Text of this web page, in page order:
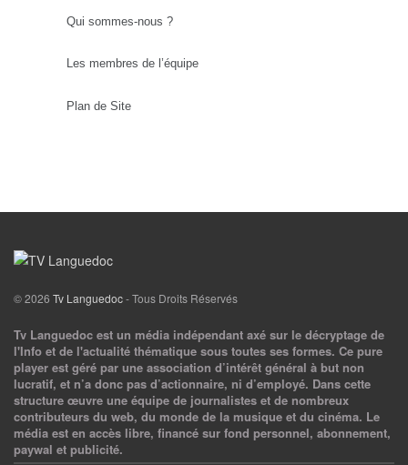
Qui sommes-nous ?
Les membres de l’équipe
Plan de Site
© 2026 Tv Languedoc- Tous Droits Réservés
Tv Languedoc est un média indépendant axé sur le décryptage de
l'Info et de l'actualité thématique sous toutes ses formes. Ce pure
player est géré par une association d’intérêt général à but non
lucratif, et n’a donc pas d’actionnaire, ni d’employé. Dans cette
structure œuvre une équipe de journalistes et de nombreux
contributeurs du web, du monde de la musique et du cinéma. Le
média est en accès libre, financé sur fond personnel, abonnement,
paywal et publicité.